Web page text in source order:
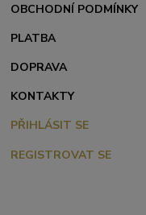
OBCHODNÍ PODMÍNKY
PLATBA
DOPRAVA
KONTAKTY
PŘIHLÁSIT SE
REGISTROVAT SE